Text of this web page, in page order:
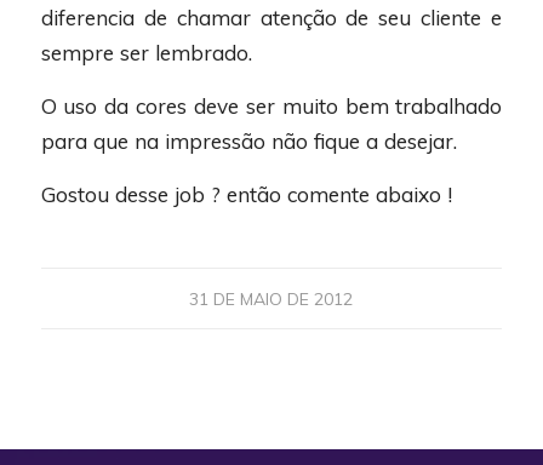
diferencia de chamar atenção de seu cliente e
sempre ser lembrado.
O uso da cores deve ser muito bem trabalhado
para que na impressão não fique a desejar.
Gostou desse job ? então comente abaixo !
31 DE MAIO DE 2012